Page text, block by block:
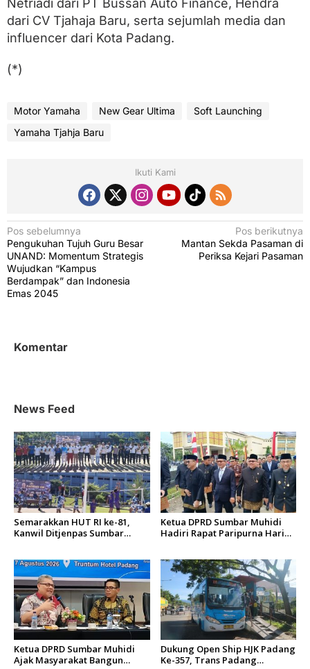
Netriadi dari PT Bussan Auto Finance, Hendra
dari CV Tjahaja Baru, serta sejumlah media dan
influencer dari Kota Padang.
(*)
Motor Yamaha New Gear Ultima
Soft Launching
Yamaha Tjahja Baru
Ikuti Kami
N
a
v
i
s
o
s
Pos sebelumnya
Pengukuhan Tujuh Guru Besar
UNAND: Momentum Strategis
Wujudkan “Kampus
Berdampak” dan Indonesia
Emas 2045
Pos berikutnya
Mantan Sekda Pasaman di
Periksa Kejari Pasaman
Komentar
News Feed
Semarakkan HUT RI ke-81,
Kanwil Ditjenpas Sumbar
Ketua DPRD Sumbar Muhidi
Hadiri Rapat Paripurna Hari
Ketua DPRD Sumbar Muhidi
Ajak Masyarakat Bangun
Dukung Open Ship HJK Padang
Ke-357, Trans Padang